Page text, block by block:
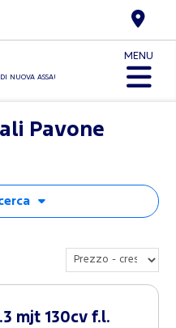
NUOVA ASSAUTO
MENU
Pavone
mjt 130cv f.l.